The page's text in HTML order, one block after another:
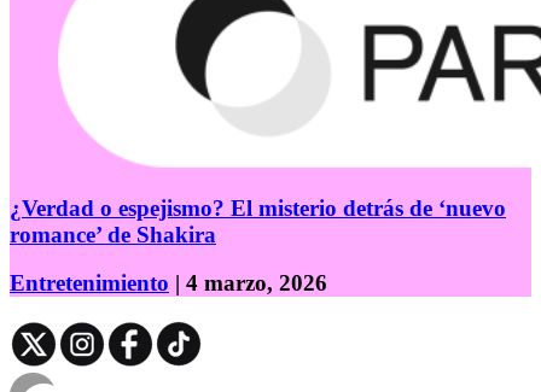
¿Verdad o espejismo? El misterio detrás de ‘nuevo
romance’ de Shakira
Entretenimiento | 4 marzo, 2026